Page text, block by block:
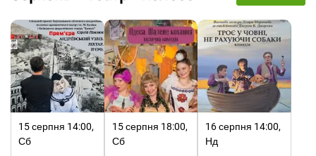
15 серпня 14:00,
Сб
15 серпня 18:00,
Сб
16 серпня 14:00,
Нд